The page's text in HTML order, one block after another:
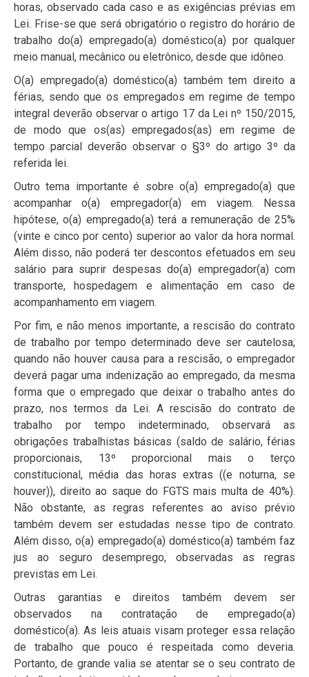
horas, observado cada caso e as exigências prévias em
Lei. Frise-se que será obrigatório o registro do horário de
trabalho do(a) empregado(a) doméstico(a) por qualquer
meio manual, mecânico ou eletrônico, desde que idôneo.
O(a) empregado(a) doméstico(a) também tem direito a
férias, sendo que os empregados em regime de tempo
integral deverão observar o artigo 17 da Lei nº 150/2015,
de modo que os(as) empregados(as) em regime de
tempo parcial deverão observar o §3º do artigo 3º da
referida lei.
Outro tema importante é sobre o(a) empregado(a) que
acompanhar o(a) empregador(a) em viagem. Nessa
hipótese, o(a) empregado(a) terá a remuneração de 25%
(vinte e cinco por cento) superior ao valor da hora normal.
Além disso, não poderá ter descontos efetuados em seu
salário para suprir despesas do(a) empregador(a) com
transporte, hospedagem e alimentação em caso de
acompanhamento em viagem.
Por fim, e não menos importante, a rescisão do contrato
de trabalho por tempo determinado deve ser cautelosa;
quando não houver causa para a rescisão, o empregador
deverá pagar uma indenização ao empregado, da mesma
forma que o empregado que deixar o trabalho antes do
prazo, nos termos da Lei. A rescisão do contrato de
trabalho por tempo indeterminado, observará as
obrigações trabalhistas básicas (saldo de salário, férias
proporcionais, 13º proporcional mais o terço
constitucional, média das horas extras ((e noturna, se
houver)), direito ao saque do FGTS mais multa de 40%).
Não obstante, as regras referentes ao aviso prévio
também devem ser estudadas nesse tipo de contrato.
Além disso, o(a) empregado(a) doméstico(a) também faz
jus ao seguro desemprego, observadas as regras
previstas em Lei.
Outras garantias e direitos também devem ser
observados na contratação de empregado(a)
doméstico(a). As leis atuais visam proteger essa relação
de trabalho que pouco é respeitada como deveria.
Portanto, de grande valia se atentar se o seu contrato de